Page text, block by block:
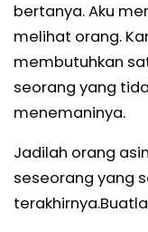
bertanya. Aku
melihat orang.
membutuhkan
seorang yang
menemaninya.
Jadilah orang
seseorang yang